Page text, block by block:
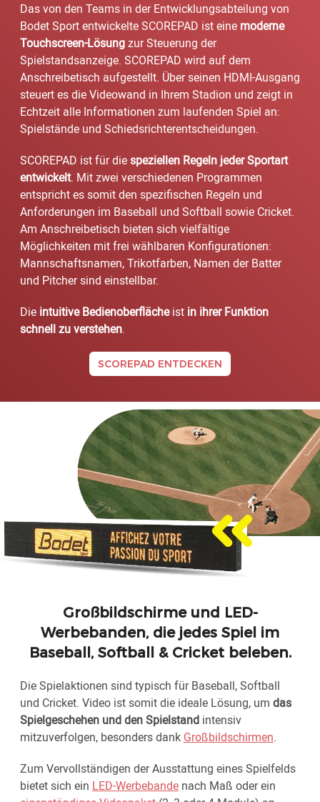
Das von den Teams in der Entwicklungsabteilung von
Bodet Sport entwickelte SCOREPAD ist eine moderne
Touchscreen-Lösungzur Steuerung der
Spielstandsanzeige. SCOREPAD wird auf dem
Anschreibetisch aufgestellt. Über seinen HDMI-Ausgang
steuert es die Videowand in Ihrem Stadion und zeigt in
Echtzeit alle Informationen zum laufenden Spiel an:
Spielstände und Schiedsrichterentscheidungen.
SCOREPAD ist für die speziellen Regeln jeder Sportart
entwickelt. Mit zwei verschiedenen Programmen
entspricht es somit den spezifischen Regeln und
Anforderungen im Baseball und Softball sowie Cricket.
Am Anschreibetisch bieten sich vielfältige
Möglichkeiten mit frei wählbaren Konfigurationen:
Mannschaftsnamen, Trikotfarben, Namen der Batter
und Pitcher sind einstellbar.
Die intuitive Bedienoberflächeist in ihrer Funktion
schnell zu verstehen.
SCOREPAD ENTDECKEN
Großbildschirme und LED-
Werbebanden, die jedes Spiel im
Baseball, Softball & Cricket beleben.
Die Spielaktionen sind typisch für Baseball, Softball
und Cricket. Video ist somit die ideale Lösung, um das
Spielgeschehen und den Spielstand intensiv
mitzuverfolgen, besonders dank Großbildschirmen.
Zum Vervollständigen der Ausstattung eines Spielfelds
bietet sich ein LED-Werbebande nach Maß oder ein